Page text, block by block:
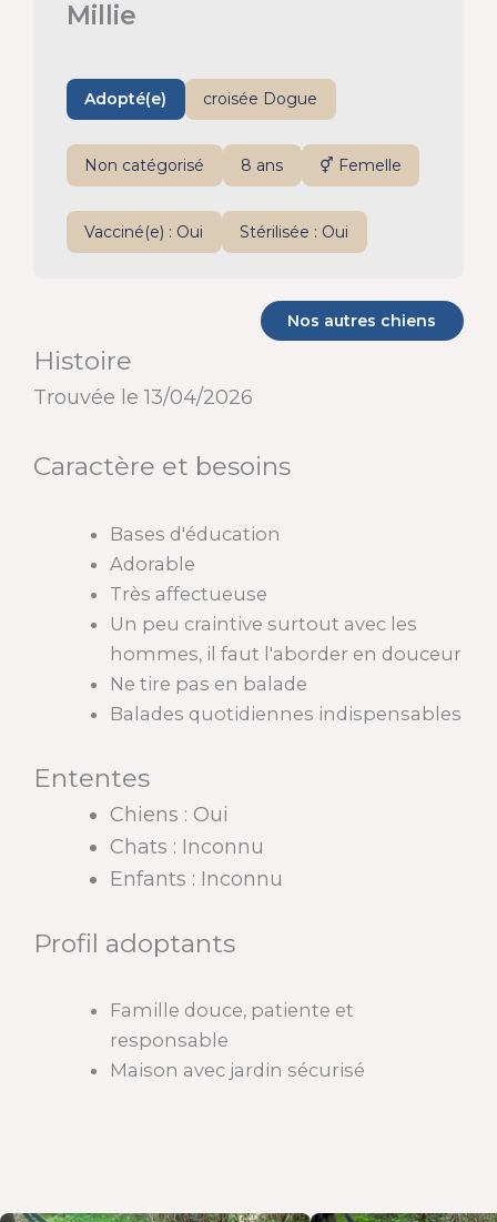
Millie
Adopté(e) croisée Dogue
Non catégorisé 8 ans ⚥ Femelle
Vacciné(e) : Oui Stérilisée : Oui
Nos autres chiens
Histoire
Trouvée le 13/04/2026
Caractère et besoins
Bases d'éducation
Adorable
Très affectueuse
Un peu craintive surtout avec les
hommes, il faut l'aborder en douceur
Ne tire pas en balade
Balades quotidiennes indispensables
Ententes
Chiens : Oui
Chats : Inconnu
Enfants : Inconnu
Profil adoptants
Famille douce, patiente et
responsable
Maison avec jardin sécurisé